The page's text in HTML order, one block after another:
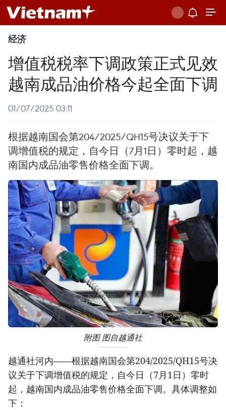
经济
增值税税率下调政策正式见效
越南成品油价格今起全面下调
01/07/2025 03:11
根据越南国会第204/2025/QH15号决议关于下
调增值税的规定，自今日（7月1日）零时起，越
南国内成品油零售价格全面下调。
附图 图自越通社
越通社河内——根据越南国会第204/2025/QH15号决
议关于下调增值税的规定，自今日（7月1日）零时
起，越南国内成品油零售价格全面下调。具体调整如
下：